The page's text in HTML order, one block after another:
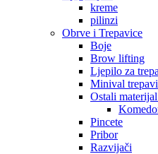
kreme
pilinzi
Obrve i Trepavice
Boje
Brow lifting
Ljepilo za
Minival
Ostali
Pincete
Pribor
Razvijači